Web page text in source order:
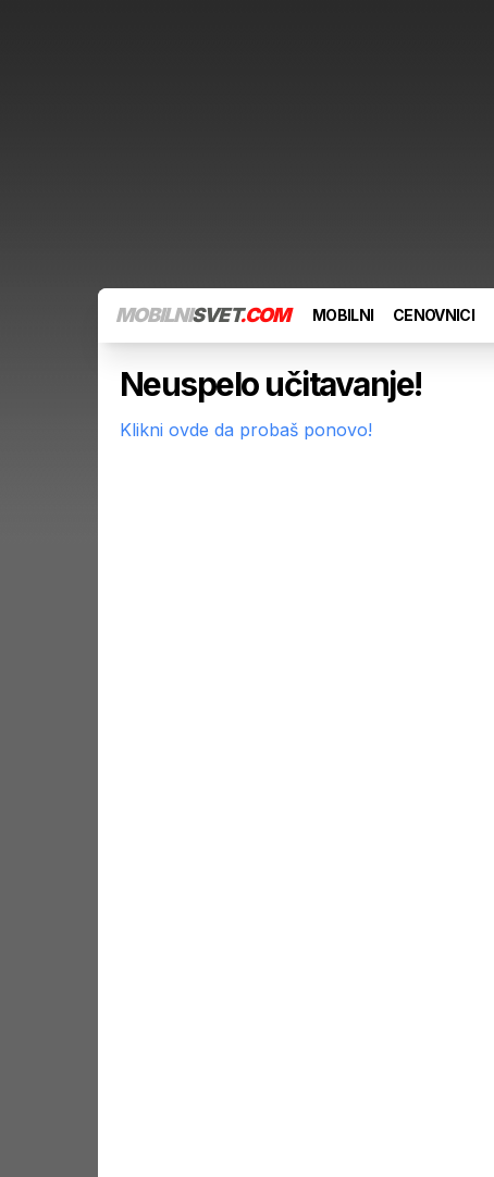
MOBILNISVET.COM MOBILNI CENOVNICI
Neuspelo učitavanje!
Klikni ovde da probaš ponovo!